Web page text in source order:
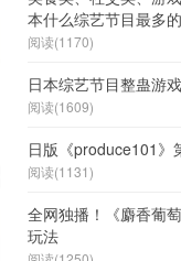
本什么综艺节目最多
阅读(1170)
日本综艺节目整蛊游
阅读(1609)
日版《produce101》
阅读(1131)
全网独播！《麝香葡
玩法